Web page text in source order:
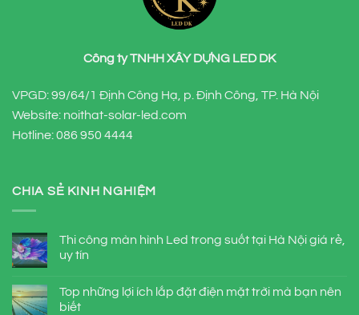
Công ty TNHH XÂY DỰNG LED DK
VPGD: 99/64/1 Định Công Hạ, p. Định Công, TP. Hà Nội
Website: noithat-solar-led.com
Hotline:086 950 4444
CHIA SẺ KINH NGHIỆM
Thi công màn hình Led trong suốt tại Hà Nội giá rẻ,
uy tín
Top những lợi ích lắp đặt điện mặt trời mà bạn nên
biết